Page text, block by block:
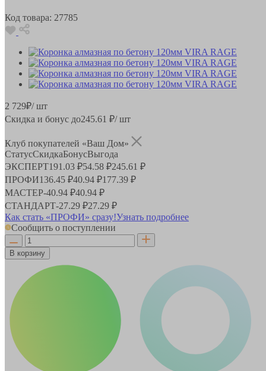
Код товара: 27785
2 729₽/ шт
Скидка и бонус до245.61 ₽/ шт
Клуб покупателей «Ваш Дом»
СтатусСкидкаБонусВыгода
ЭКСПЕРТ191.03 ₽54.58 ₽245.61 ₽
ПРОФИ136.45 ₽40.94 ₽177.39 ₽
МАСТЕР-40.94 ₽40.94 ₽
СТАНДАРТ-27.29 ₽27.29 ₽
Как стать «ПРОФИ» сразу!Узнать подробнее
Сообщить о поступлении
В корзину